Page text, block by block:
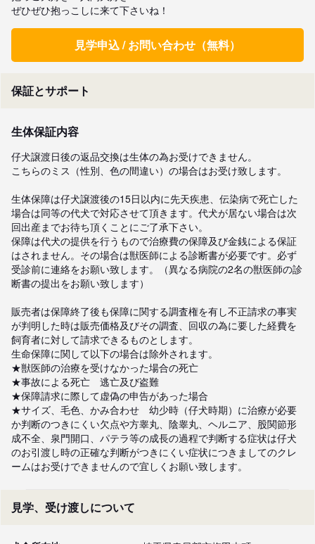
ぜひぜひ抱っこしに来て下さいね！
見学申込 / お問い合わせ（無料）
保証とサポート
生体保証内容
仔犬譲渡日後の返品交換は生体の為お受けできません。
こちらのミス（性別、色の間違い）の場合はお受け致します。
生体保障は仔犬譲渡後の15日以内に先天疾患、伝染病で死亡した
場合は同等の代犬で対応させて頂きます。代犬が居ない場合は次
回出産までお待ち頂くことにご了承下さい。
保障は代犬の提供を行うもので治療費の保障及び金銭による保証
はされません。その場合は獣医師による診断書が必要です。必ず
受診前に連絡をお願い致します。（異なる病院の2名の獣医師の診
断書の提出をお願い致します）
販売者は保障終了後も保障に関する調査権を有し不正請求の事実
が判明した時は販売価格及びその調査、回収の為に要した経費を
飼育者に対して請求できるものとします。
生命保障に関して以下の場合は除外されます。
★獣医師の治療を受けなかった場合の死亡
★事故による死亡　逃亡及び盗難
★保障請求に際して虚偽の申告があった場合
★サイズ、毛色、かみ合わせ　幼少時（仔犬時期）に治療が必要
か判断のつきにくい欠点や方睾丸、陰睾丸、ヘルニア、股関節形
成不全、泉門開口、パテラ等の成長の過程で判断する症状は仔犬
のお引渡し時の正確な判断がつきにくい症状につきましてのクレ
ームはお受けできませんので宜しくお願い致します。
見学、受け渡しについて